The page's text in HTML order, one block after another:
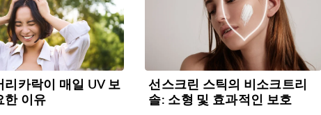
리카락이 매일 UV 보
한 이유
선스크린 스틱의 비소크트리
솔: 소형 및 효과적인 보호